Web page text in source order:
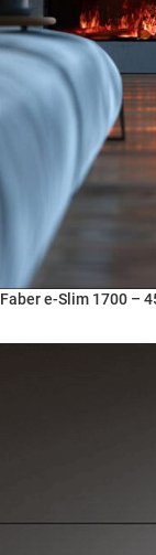
Faber e-Slim 1700 –